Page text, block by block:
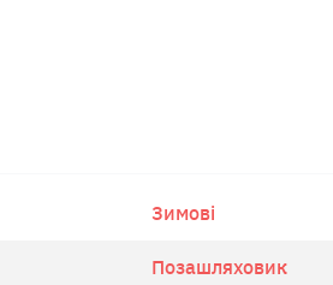
Зимові
Позашляховик